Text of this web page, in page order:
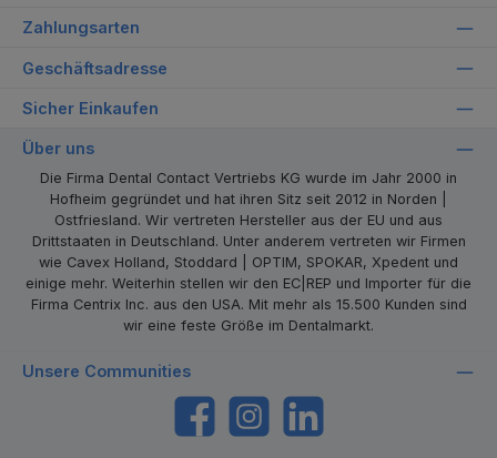
Zahlungsarten
Geschäftsadresse
Sicher Einkaufen
Über uns
Die Firma Dental Contact Vertriebs KG wurde im Jahr 2000 in
Hofheim gegründet und hat ihren Sitz seit 2012 in Norden |
Ostfriesland. Wir vertreten Hersteller aus der EU und aus
Drittstaaten in Deutschland. Unter anderem vertreten wir Firmen
wie Cavex Holland, Stoddard | OPTIM, SPOKAR, Xpedent und
einige mehr. Weiterhin stellen wir den EC|REP und Importer für die
Firma Centrix Inc. aus den USA. Mit mehr als 15.500 Kunden sind
wir eine feste Größe im Dentalmarkt.
Unsere Communities
https://www.facebook.com/dentalcontact
Instagram LinkedIn